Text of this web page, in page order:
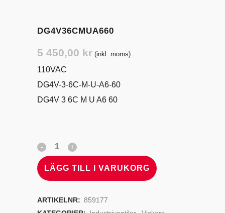
DG4V36CMUA660
5 450,00 kr (inkl. moms)
110VAC
DG4V-3-6C-M-U-A6-60
DG4V 3 6C M U A6 60
LÄGG TILL I VARUKORG
ARTIKELNR: 859177